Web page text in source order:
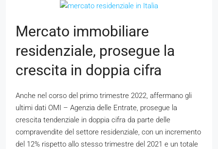
Mercato immobiliare
residenziale, prosegue la
crescita in doppia cifra
Anche nel corso del primo trimestre 2022, affermano gli
ultimi dati OMI – Agenzia delle Entrate, prosegue la
crescita tendenziale in doppia cifra da parte delle
compravendite del settore residenziale, con un incremento
del 12% rispetto allo stesso trimestre del 2021 e un totale